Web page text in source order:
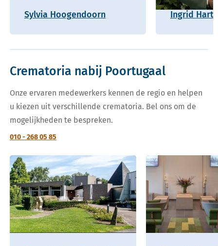
Sylvia Hoogendoorn Ingrid
Crematoria nabij Poortugaal
Onze ervaren medewerkers kennen de regio en helpen
u kiezen uit verschillende crematoria. Bel ons om de
mogelijkheden te bespreken.
010 - 268 05 85